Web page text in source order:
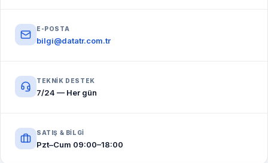
E-POSTA
bilgi@datatr.com.tr
TEKNIK DESTEK
7/24 — Her gün
SATIŞ & BILGI
Pzt–Cum 09:00–18:00